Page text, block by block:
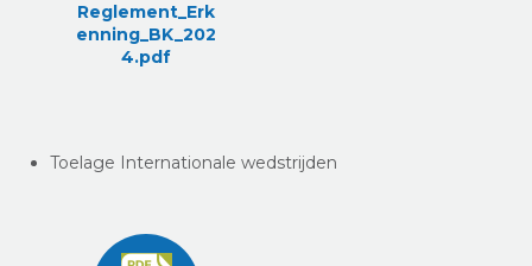
Reglement_Erk
enning_BK_202
4.pdf
Toelage Internationale wedstrijden